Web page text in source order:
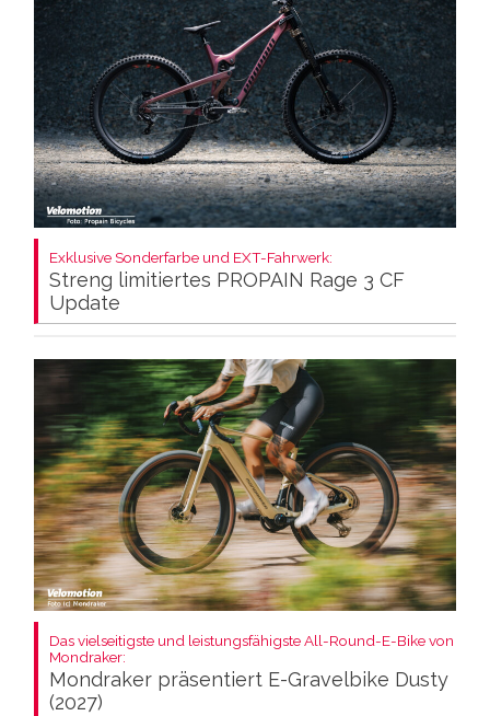
Exklusive Sonderfarbe und EXT-Fahrwerk:
Streng limitiertes PROPAIN Rage 3 CF
Update
Das vielseitigste und leistungsfähigste All-Round-E-Bike von
Mondraker:
Mondraker präsentiert E-Gravelbike Dusty
(2027)